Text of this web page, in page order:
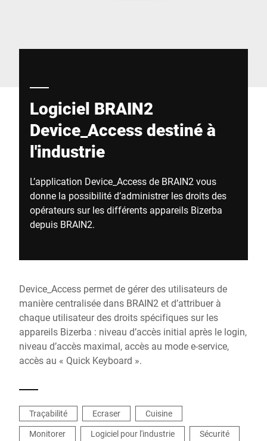
Logiciel BRAIN2
Device_Access destiné à
l'industrie
L’application Device_Access de BRAIN2 vous
donne la possibilité d’administrer les droits des
opérateurs sur les différents appareils Bizerba
depuis BRAIN2.
Device_Access permet de gérer des utilisateurs de
manière centralisée dans BRAIN2 et d’attribuer à
chaque utilisateur des droits spécifiques sur les
appareils Bizerba : niveau d’accès initial après le login,
niveau d’accès maximal, accès au mode e-service,
accès au « Quick Keyboard ».
Traçabilité Ecraser
Cuisine
Monitorer
Logiciel pour l'industrie
Sécurité